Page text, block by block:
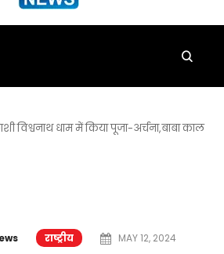
विश्वनाथ धाम में किया पूजा-अर्चना,बाबा काल
राष्ट्रीय
MAY 12, 2024